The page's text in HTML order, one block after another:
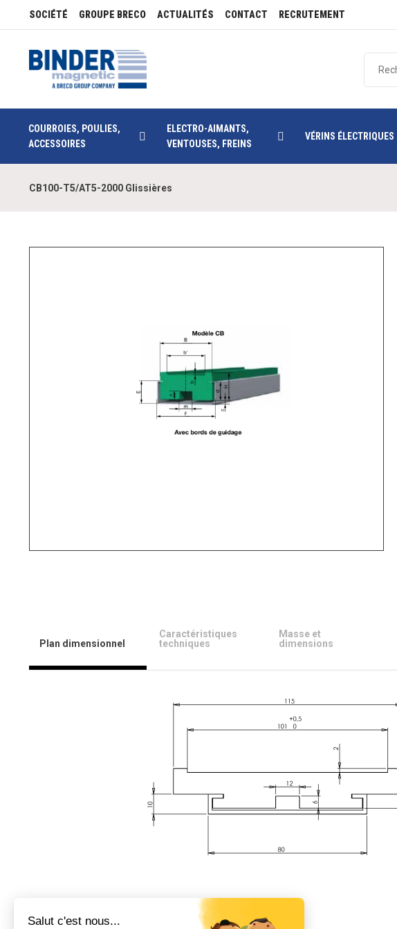
SOCIÉTÉ GROUPE BRECO ACTUALITÉS CONTACT RECRUTEMENT
COURROIES, POULIES,
ACCESSOIRES
ELECTRO-AIMANTS,
VENTOUSES, FREINS
VÉRINS ÉLECTRIQUES
CB100-T5/AT5-2000 Glissières
Plan dimensionnel
Caractéristiques
techniques
Masse et
dimensions